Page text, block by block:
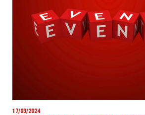
17/03/2024